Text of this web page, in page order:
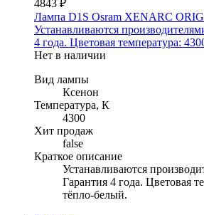
4843 ₽
Лампа D1S Osram XENARC
Устанавливаются
4 года. Цветовая температура:
Нет в наличии
Вид лампы
Ксенон
Температура, К
4300
Хит продаж
false
Краткое описание
Устанавливаются
Гарантия 4 года. Цветовая
тёпло-белый.